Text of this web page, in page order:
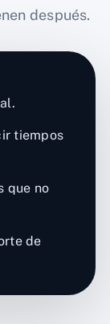
después.
tiempos
que no
de